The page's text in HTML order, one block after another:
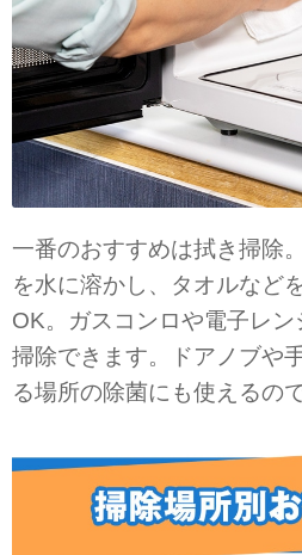
一番のおすすめは拭き掃除
を水に溶かし、タオルなど
OK。ガスコンロや電子レ
掃除できます。ドアノブや
る場所の除菌にも使えるの